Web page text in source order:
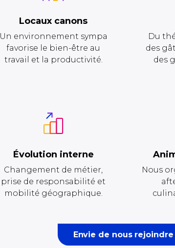
Locaux canons
Un environnement sympa
favorise le bien-être au
travail et la productivité.
Du
des
des
Évolution interne
Changement de métier,
prise de responsabilité et
mobilité géographique.
Nous
Envie de nous rejoindre